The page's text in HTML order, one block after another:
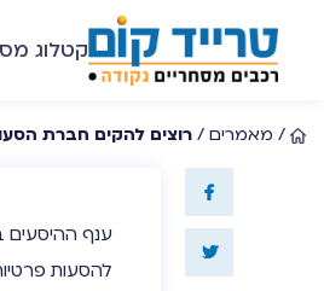
קטלוג
/ מאמרים / רוצים להקים חברת
ענף ההיסעים
להסעות